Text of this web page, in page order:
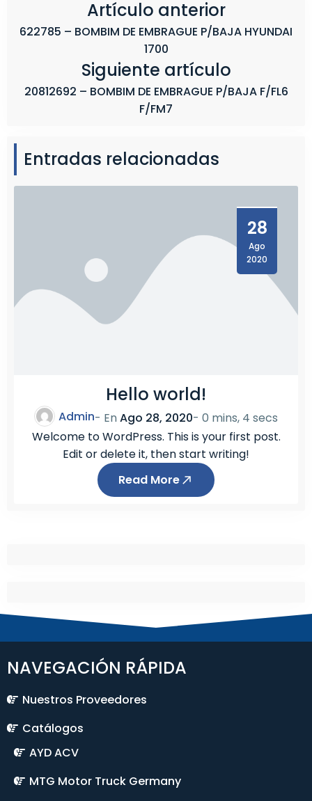
Artículo anterior
622785 – BOMBIM DE EMBRAGUE P/BAJA HYUNDAI
1700
Siguiente artículo
20812692 – BOMBIM DE EMBRAGUE P/BAJA F/FL6
F/FM7
Entradas relacionadas
28
Ago
2020
Hello world!
Admin- EnAgo 28, 2020- 0 mins, 4 secs
Welcome to WordPress. This is your first post.
Edit or delete it, then start writing!
Read More
NAVEGACIÓN RÁPIDA
Nuestros Proveedores
Catálogos
AYD ACV
MTG Motor Truck Germany